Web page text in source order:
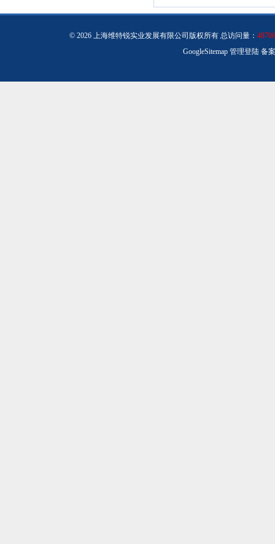
© 2026 上海维特锐实业发展有限公司版权所有 总访问量：
GoogleSitemap 管理登陆 备